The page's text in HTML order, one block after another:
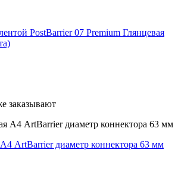
PostBarrier 07 Premium Глянцевая
заказывают
ArtBarrier диаметр коннектора 63 мм